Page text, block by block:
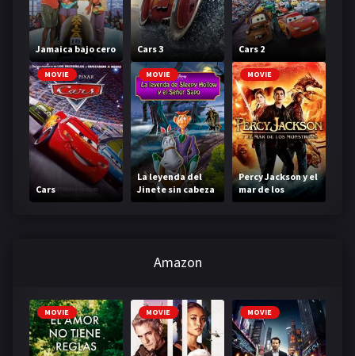
Jamaica bajo cero Cars 3 Cars 2
MOVIE
Cars
MOVIE
La leyenda del
Jinete sin cabeza
MOVIE
Percy Jackson y el
mar de los
monstruos
Amazon
MOVIE MOVIE MOVIE